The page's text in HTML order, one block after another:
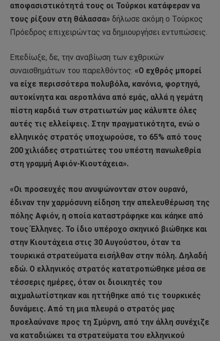
αποφασιστικότητά τους οι Τούρκοι κατάφεραν να
τους ρίξουν στη θάλασσα» δήλωσε ακόμη ο Τούρκος
Πρόεδρος επιχειρώντας να δημιουργήσει εντυπώσεις.
Επεδίωξε, δε, την αναβίωση των εχθρικών
συναισθημάτων του παρελθόντος: «Ο εχθρός μπορεί
να είχε περισσότερα πολυβόλα, κανόνια, φορτηγά,
αυτοκίνητα και αεροπλάνα από εμάς, αλλά η γεμάτη
πίστη καρδιά των στρατιωτών μας κάλυπτε όλες
αυτές τις ελλείψεις. Στην πραγματικότητα, ενώ ο
ελληνικός στρατός υποχωρούσε, το 65% από τους
200 χιλιάδες στρατιώτες του υπέστη πανωλεθρία
στη γραμμή Αφιόν-Κιουτάχεια».
«Οι προσευχές που ανυψώνονταν στον ουρανό,
έδιναν την χαρμόσυνη είδηση την απελευθέρωση της
πόλης Αφιόν, η οποία καταστράφηκε και κάηκε από
τους Έλληνες. Το ίδιο υπέροχο σκηνικό βιώθηκε και
στην Κιουτάχεια στις 30 Αυγούστου, όταν τα
τουρκικά στρατεύματα εισήλθαν στην πόλη. Δηλαδή
εδώ. Ο ελληνικός στρατός κατατροπώθηκε μέσα σε
τέσσερις ημέρες, όταν οι διοικητές του
αιχμαλωτίστηκαν και ηττήθηκε από τις τουρκικές
δυνάμεις. Από τη μια πλευρά ο στρατός μας
προελαύνανε προς τη Σμύρνη, από την άλλη συνέχιζε
να καταδιώκει τα στρατεύματα του ελληνικού